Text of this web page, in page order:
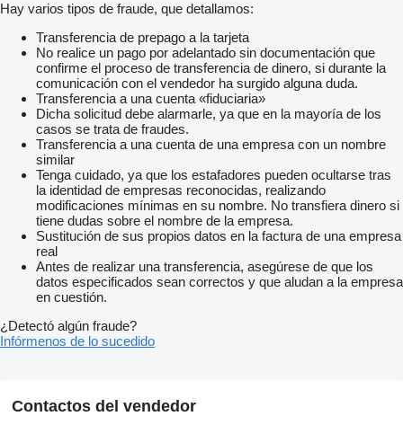
Hay varios tipos de fraude, que detallamos:
Transferencia de prepago a la tarjeta
No realice un pago por adelantado sin documentación que
confirme el proceso de transferencia de dinero, si durante la
comunicación con el vendedor ha surgido alguna duda.
Transferencia a una cuenta «fiduciaria»
Dicha solicitud debe alarmarle, ya que en la mayoría de los
casos se trata de fraudes.
Transferencia a una cuenta de una empresa con un nombre
similar
Tenga cuidado, ya que los estafadores pueden ocultarse tras
la identidad de empresas reconocidas, realizando
modificaciones mínimas en su nombre. No transfiera dinero si
tiene dudas sobre el nombre de la empresa.
Sustitución de sus propios datos en la factura de una empresa
real
Antes de realizar una transferencia, asegúrese de que los
datos especificados sean correctos y que aludan a la empresa
en cuestión.
¿Detectó algún fraude?
Infórmenos de lo sucedido
Contactos del vendedor